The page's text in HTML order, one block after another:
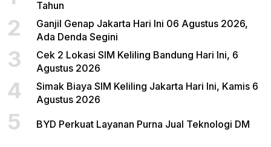
Tahun
2
Ganjil Genap Jakarta Hari Ini 06 Agustus 2026,
Ada Denda Segini
3
Cek 2 Lokasi SIM Keliling Bandung Hari Ini, 6
Agustus 2026
4
Simak Biaya SIM Keliling Jakarta Hari Ini, Kamis 6
Agustus 2026
5 BYD Perkuat Layanan Purna Jual Teknologi DM